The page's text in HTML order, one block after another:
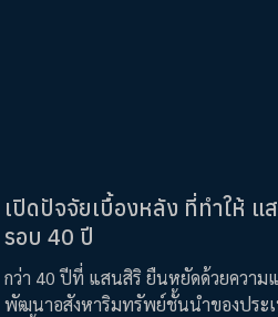
เปิดปัจจัยเบื้องหลัง ที่ทำให้ แ
รอบ 40 ปี
กว่า 40 ปีที่ แสนสิริ ยืนหยัดด้วยความ
พัฒนาอสังหาริมทรัพย์ชั้นนำของประ